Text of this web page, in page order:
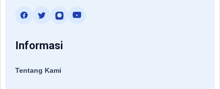
Informasi
Tentang Kami